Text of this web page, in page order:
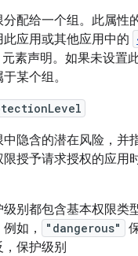
分配给一个组。此属性
此应用或其他应用中的
元素声明。如果未设置
某个组。
中隐含的潜在风险，并
限授予请求授权的应用
级别都包含基本权限类
如，
"dangerous"
保护级别